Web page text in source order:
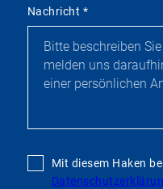
Nachricht *
Mit diesem Haken